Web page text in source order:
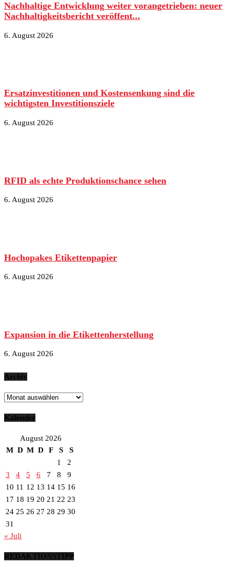
Nachhaltige Entwicklung weiter vorangetrieben: neuer
Nachhaltigkeitsbericht veröffent...
6. August 2026
Ersatzinvestitionen und Kostensenkung sind die
wichtigsten Investitionsziele
6. August 2026
RFID als echte Produktionschance sehen
6. August 2026
Hochopakes Etikettenpapier
6. August 2026
Expansion in die Etikettenherstellung
6. August 2026
Archiv
Archiv
Kalender
August 2026
M D M D F S
S
1
2
3
4 5 6 7 8
9
10 11 12 13 14 15 16
17 18 19 20 21 22 23
24 25 26 27 28 29 30
31
« Juli
REDAKTIONSTIPP